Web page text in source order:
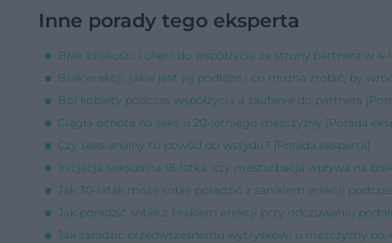
Inne porady tego eksperta
Brak bliskości i chęci do współżycia ze strony partnera w
Brak erekcji: jakie jest jej podłoże i co można zrobić, by
Ból kobiety podczas współżycia a zaufanie do partnera
Ciągła ochota na seks u 20-letniego mężczyzny [Porada
Czy seks analny to powód do wstydu? [Porada eksperta]
Inicjacja seksualna 18-latka: czy masturbacja wpływa na
Jak 30-latak może sobie poradzić z zanikiem erekcji
Jak poradzić sobie z brakiem erekcji przy odczuwaniu
Jak zaradzić przedwszesnemu wytryskowi u mężczyzny po